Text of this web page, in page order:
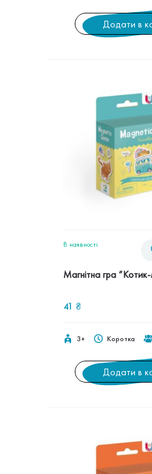
Додати в
В наявностi
Магнітна гра
41 ₴
3+ Коротка
Додати в